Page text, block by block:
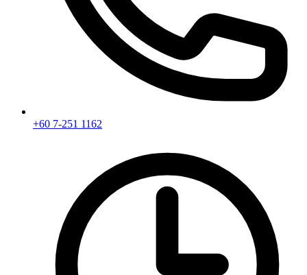
+60 7-251 1162